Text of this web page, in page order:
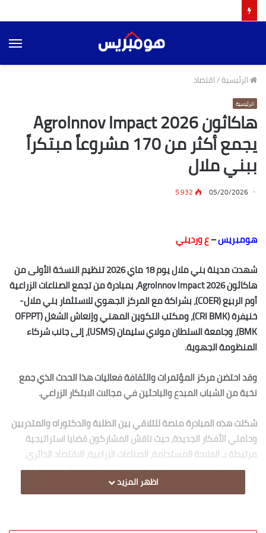
الرئيسية/اقتصاد
الرئيسية
هاكاثون AgroInnov Impact 2026
يجمع أكثر من 170 مشروعاً مبتكراً
ببني ملال
05/20/2026 5٬932
هومبريس–ع ورديني
شهدت مدينة بني ملال يوم 18 ماي 2026 تنظيم النسخة الأولى من
هاكاثون AgroInnov Impact 2026، بمبادرة من تجمع الصناعات الزراعية
أوم الربيع (COER)، بشراكة مع المركز الجهوي للاستثمار بني ملال-
خنيفرة (CRI BMK)، ومكتب التكوين المهني وإنعاش الشغل (OFPPT
BMK)، وجامعة السلطان مولاي سليمان (USMS)، إلى جانب شركاء
المنظومة الجهوية.
وقد احتضن مركز المؤتمرات والثقافة فعاليات هذا الحدث الذي جمع
نخبة من الشباب المبدع والباحثين في مجالات الابتكار الزراعي.
شكلت هذه المبادرة منصة للتلاقي بين الطلبة والدكتوراه والمتدربين
وحاملي الأفكار الجديدة، حيث ناقش المشاركون قضايا استراتيجية
مرتبطة بـ الفلاحة المستدامة، الصناعات الزراعية، الاقتصاد الدائري،
والتكنولوجيات المبتكرة، في أجواء تنافسية تهدف إلى تحويل الأفكار
اظهر المزيد